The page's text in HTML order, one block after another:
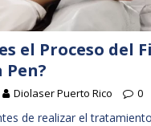
el Proceso del
Pen?
Diolaser Puerto Rico 0
de realizar el